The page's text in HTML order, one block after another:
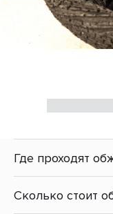
время
Затем, я
которые
прислать
Таким
Где проходят
Сколько стоит